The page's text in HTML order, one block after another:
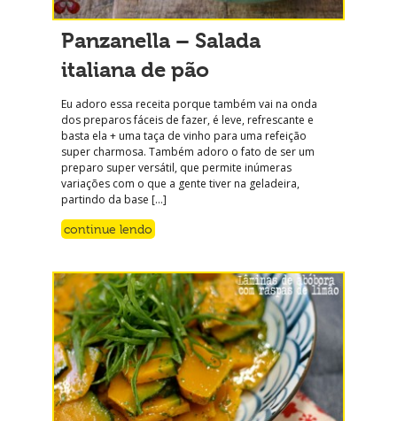
Panzanella – Salada
italiana de pão
Eu adoro essa receita porque também vai na onda
dos preparos fáceis de fazer, é leve, refrescante e
basta ela + uma taça de vinho para uma refeição
super charmosa. Também adoro o fato de ser um
preparo super versátil, que permite inúmeras
variações com o que a gente tiver na geladeira,
partindo da base […]
continue lendo